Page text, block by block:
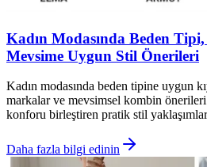
Kadın Modasında Beden
Mevsime Uygun Stil Önerileri
Kadın modasında beden tipine uygun
markalar ve mevsimsel kombin önerileri
konforu birleştiren pratik stil
Daha fazla bilgi edinin